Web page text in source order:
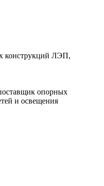
конструкций ЛЭП,
опорных
и освещения